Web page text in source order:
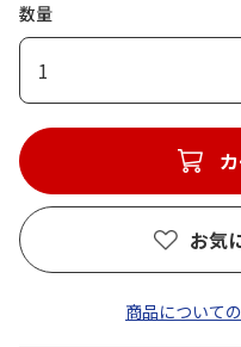
数量
1
お気
商品について